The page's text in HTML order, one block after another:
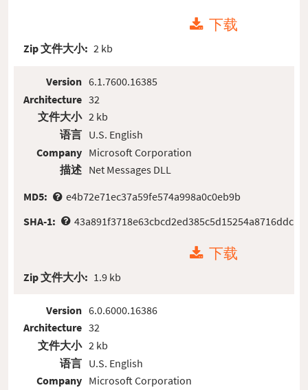
下载
Zip 文件大小: 2 kb
Version
Architecture
文件大小
语言
Company
描述
6.1.7600.16385
32
2 kb
U.S. English
Microsoft Corporation
Net Messages DLL
MD5:
e4b72e71ec37a59fe574a998a0c0eb9b
SHA-1:
43a891f3718e63cbcd2ed385c5d15254a8716ddc
下载
Zip 文件大小: 1.9 kb
Version
Architecture
文件大小
语言
Company
6.0.6000.16386
32
2 kb
U.S. English
Microsoft Corporation